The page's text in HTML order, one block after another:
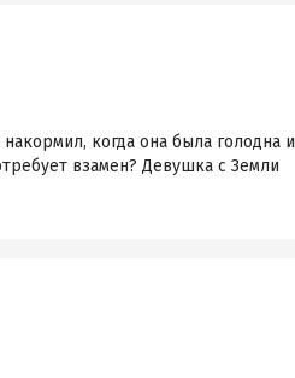
когда она была голодна и
взамен? Девушка с Земли